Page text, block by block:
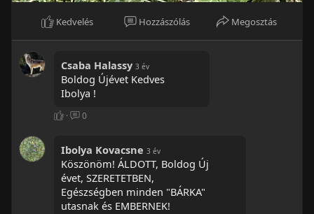
Kedvelés Hozzászólás Megosztás
Csaba Halassy 3 év
Boldog Újévet Kedves
Ibolya !
· 0
Ibolya Kovacsne 3 év
Köszönöm! ÁLDOTT, Boldog Új
évet, SZERETETBEN,
Egészségben minden "BÁRKA"
utasnak és EMBERNEK!